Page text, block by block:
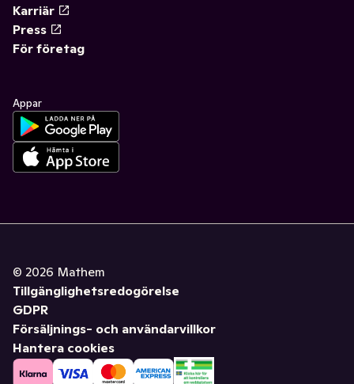
Karriär
Press
För företag
Appar
© 2026 Mathem
Tillgänglighetsredogörelse
GDPR
Försäljnings- och användarvillkor
Hantera cookies